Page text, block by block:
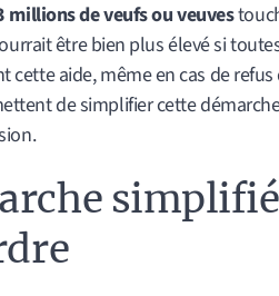
millions de veufs ou veuves
être bien plus élevé si
cette aide, même en cas de
de simplifier cette